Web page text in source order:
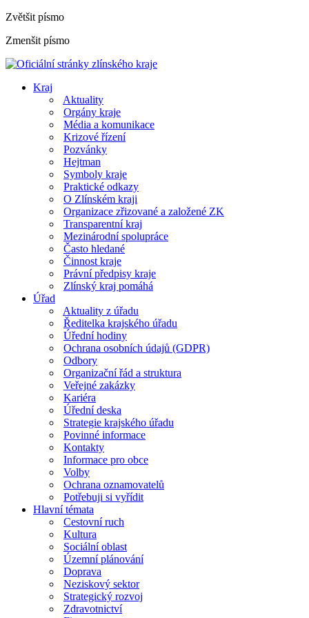
Zvětšit písmo
Zmenšit písmo
Kraj
Aktuality
Orgány kraje
Média a komunikace
Krizové řízení
Pozvánky
Hejtman
Symboly kraje
Praktické odkazy
O Zlínském kraji
Organizace zřizované a založené ZK
Transparentní kraj
Mezinárodní spolupráce
Často hledané
Činnost kraje
Právní předpisy kraje
Zlínský kraj pomáhá
Úřad
Aktuality z úřadu
Ředitelka krajského úřadu
Úřední hodiny
Ochrana osobních údajů (GDPR)
Odbory
Organizační řád a struktura
Veřejné zakázky
Kariéra
Úřední deska
Strategie krajského úřadu
Povinné informace
Kontakty
Informace pro obce
Volby
Ochrana oznamovatelů
Potřebuji si vyřídit
Hlavní témata
Cestovní ruch
Kultura
Sociální oblast
Územní plánování
Doprava
Neziskový sektor
Strategický rozvoj
Zdravotnictví